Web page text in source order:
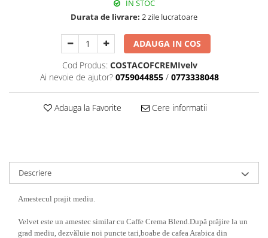
IN STOC
Durata de livrare: 2 zile lucratoare
ADAUGA IN COS
Cod Produs: COSTACOFCREMIvelv
Ai nevoie de ajutor? 0759044855 / 0773338048
Adauga la Favorite Cere informatii
Descriere
Amestecul prajit mediu.
Velvet este un amestec similar cu Caffe Crema Blend.După prăjire la un
grad mediu, dezvăluie noi puncte tari,boabe de cafea Arabica din